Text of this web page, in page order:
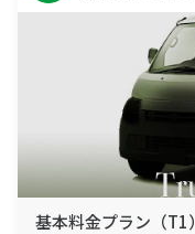
基本料金プラン（T1）